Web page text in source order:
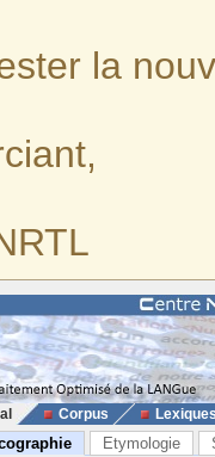
la
Corpus
Etymologie